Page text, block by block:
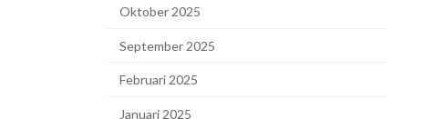
Oktober 2025
September 2025
Februari 2025
Januari 2025